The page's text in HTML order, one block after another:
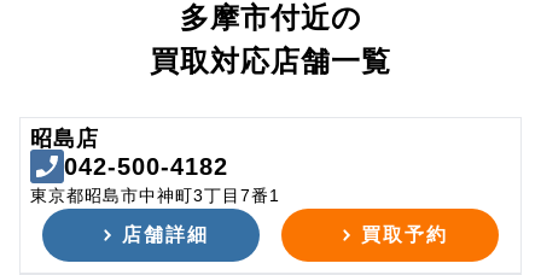
多摩市付近の
買取対応店舗一覧
昭島店
042-500-4182
東京都昭島市中神町3丁目7番1
店舗詳細 買取予約